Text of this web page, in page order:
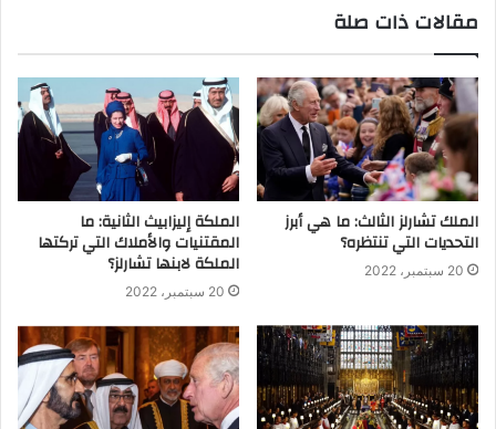
مقالات ذات صلة
الملك تشارلز الثالث: ما هي أبرز
التحديات التي تنتظره؟
20 سبتمبر، 2022
الملكة إليزابيث الثانية: ما
المقتنيات والأملاك التي تركتها
الملكة لابنها تشارلز؟
20 سبتمبر، 2022